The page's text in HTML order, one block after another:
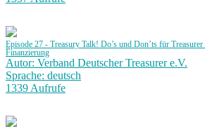
Episode 27 - Treasury Talk! Do’s und Don’ts für
Finanzierung
Autor: Verband Deutscher Treasurer e.V.
Sprache: deutsch
1339 Aufrufe